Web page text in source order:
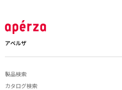
アペルザ
製品検索
カタログ検索